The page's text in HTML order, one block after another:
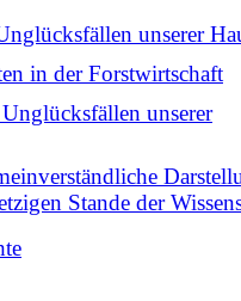
unserer
in der Forstwirtschaft
unserer
Stande der